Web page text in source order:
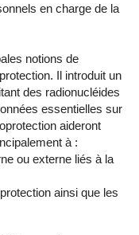
en charge de la
notions de
Il introduit un
des radionucléides
essentielles sur
aideront
à :
ou externe liés à la
ainsi que les